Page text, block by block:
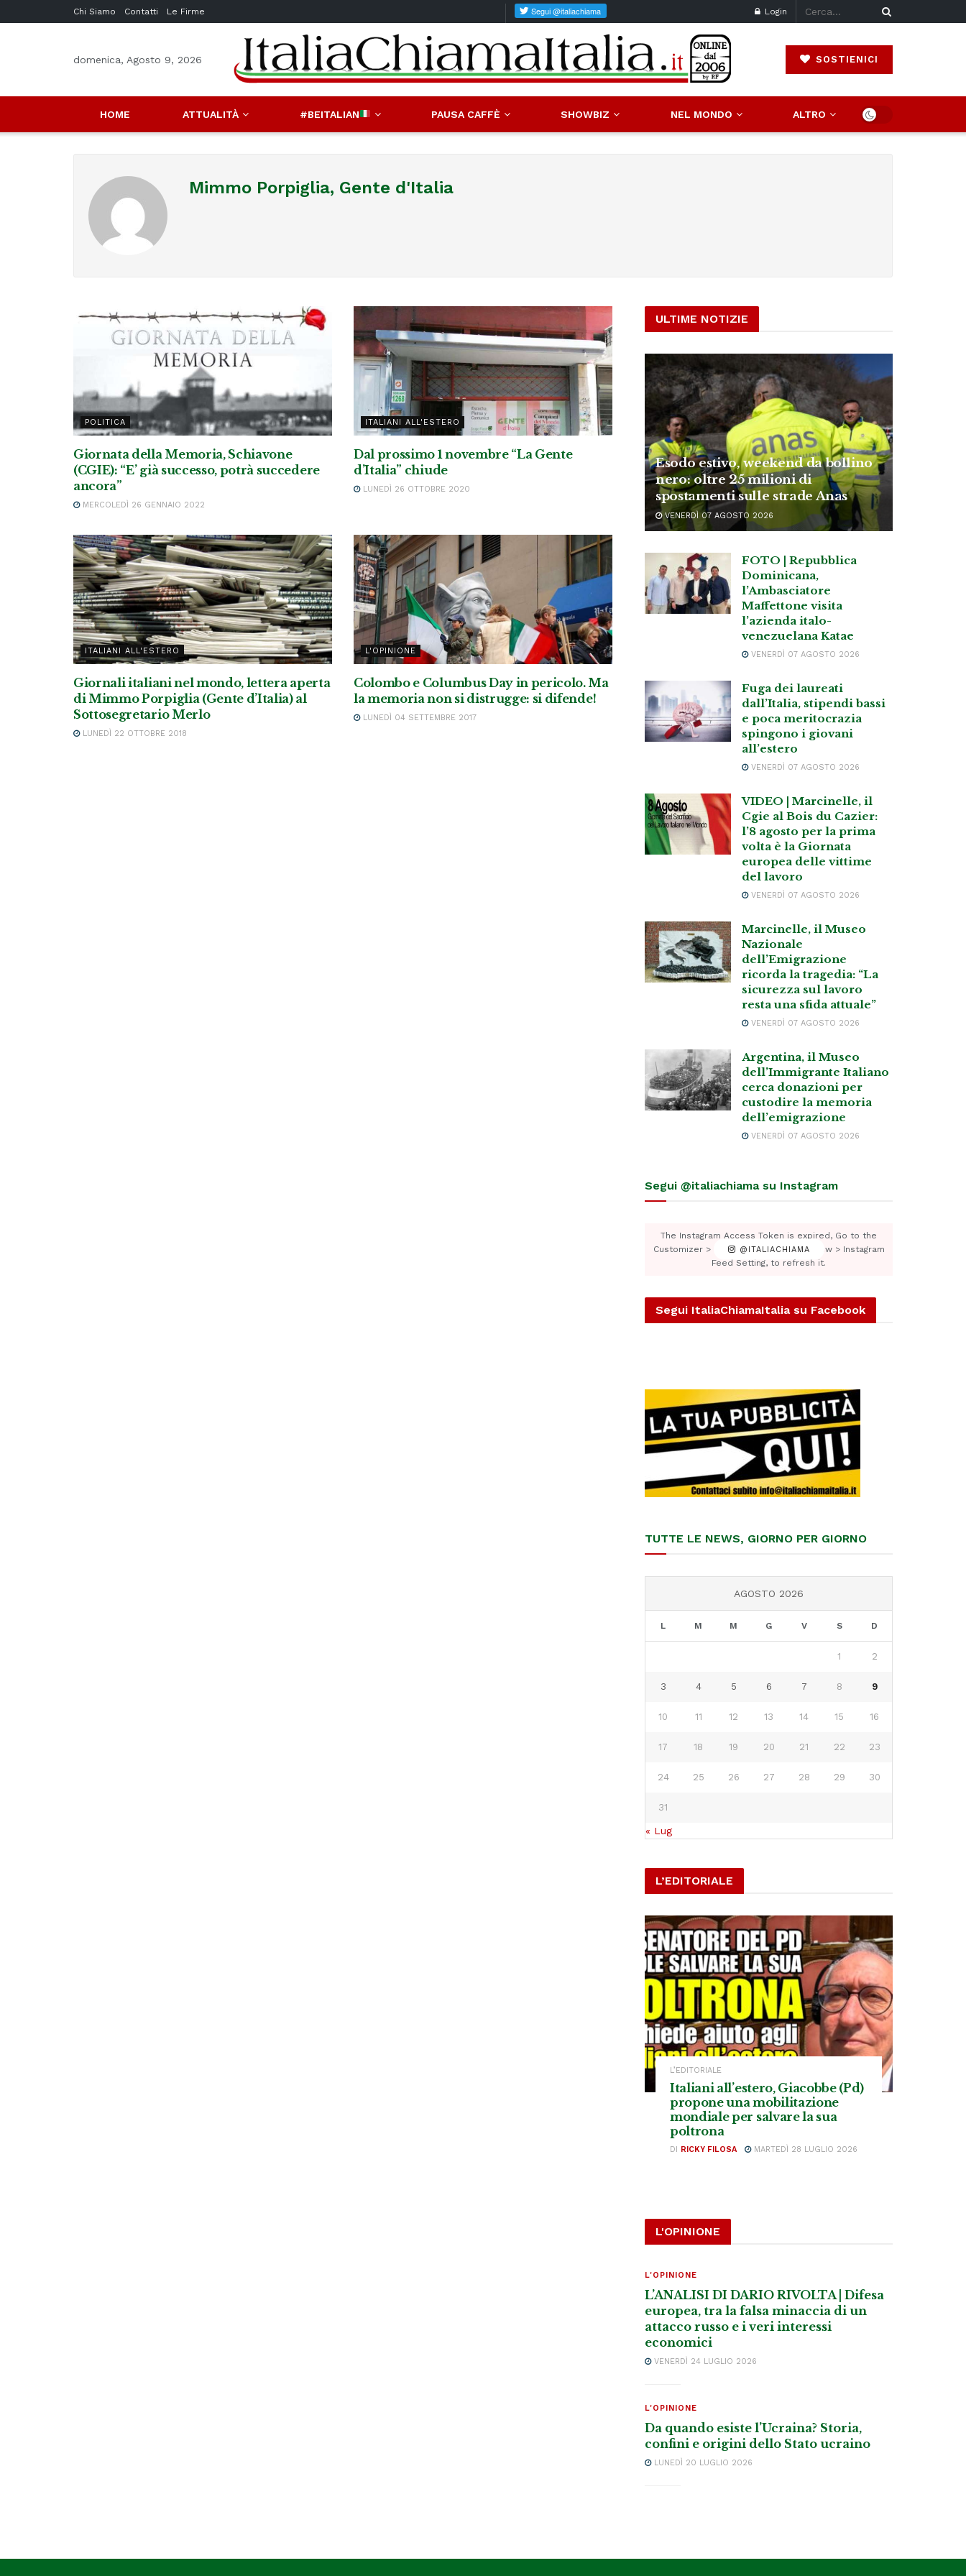
Chi Siamo Contatti Le Firme Login
domenica, Agosto 9, 2026 SOSTIENICI
HOME ATTUALITÀ #BEITALIAN PAUSA CAFFÈ SHOWBIZ NEL MONDO ALTRO
Mimmo Porpiglia, Gente d'Italia
POLITICA
Giornata della Memoria, Schiavone
(CGIE): “E’ già successo, potrà succedere
ancora”
MERCOLEDÌ 26 GENNAIO 2022
ITALIANI ALL'ESTERO
Dal prossimo 1 novembre “La Gente
d’Italia” chiude
LUNEDÌ 26 OTTOBRE 2020
ITALIANI ALL'ESTERO
Giornali italiani nel mondo, lettera aperta
di Mimmo Porpiglia (Gente d’Italia) al
Sottosegretario Merlo
LUNEDÌ 22 OTTOBRE 2018
L'OPINIONE
Colombo e Columbus Day in pericolo. Ma
la memoria non si distrugge: si difende!
LUNEDÌ 04 SETTEMBRE 2017
ULTIME NOTIZIE
Esodo estivo, weekend da bollino
nero: oltre 25 milioni di
spostamenti sulle strade Anas
VENERDÌ 07 AGOSTO 2026
FOTO | Repubblica
Dominicana,
l’Ambasciatore
Maffettone visita
l’azienda italo-
venezuelana Katae
VENERDÌ 07 AGOSTO 2026
Fuga dei laureati
dall’Italia, stipendi bassi
e poca meritocrazia
spingono i giovani
all’estero
VENERDÌ 07 AGOSTO 2026
VIDEO | Marcinelle, il
Cgie al Bois du Cazier:
l’8 agosto per la prima
volta è la Giornata
europea delle vittime
del lavoro
VENERDÌ 07 AGOSTO 2026
Marcinelle, il Museo
Nazionale
dell’Emigrazione
ricorda la tragedia: “La
sicurezza sul lavoro
resta una sfida attuale”
VENERDÌ 07 AGOSTO 2026
Argentina, il Museo
dell’Immigrante Italiano
cerca donazioni per
custodire la memoria
dell’emigrazione
VENERDÌ 07 AGOSTO 2026
Segui @italiachiama su Instagram
@ITALIACHIAMA
The Instagram Access Token is expired, Go to the
Customizer > JNews : Social, Like & View > Instagram
Feed Setting, to refresh it.
Segui ItaliaChiamaItalia su Facebook
TUTTE LE NEWS, GIORNO PER GIORNO
AGOSTO 2026
L M M G V S D
1 2
3 4 5 6 7 8 9
10 11 12 13 14 15 16
17 18 19 20 21 22 23
24 25 26 27 28 29 30
31
« Lug
L’EDITORIALE
L’EDITORIALE
Italiani all’estero, Giacobbe (Pd)
propone una mobilitazione
mondiale per salvare la sua
poltrona
DI RICKY FILOSA MARTEDÌ 28 LUGLIO 2026
L'OPINIONE
L'OPINIONE
L’ANALISI DI DARIO RIVOLTA | Difesa
europea, tra la falsa minaccia di un
attacco russo e i veri interessi
economici
VENERDÌ 24 LUGLIO 2026
L'OPINIONE
Da quando esiste l’Ucraina? Storia,
confini e origini dello Stato ucraino
LUNEDÌ 20 LUGLIO 2026